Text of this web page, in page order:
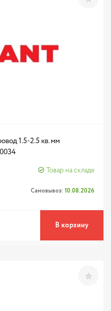
1.5-2.5 кв. мм
Товар на складе
Самовывоз: 10.08.2026
В корзину